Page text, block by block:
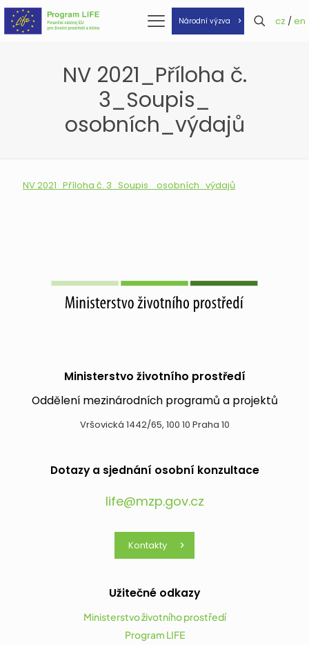
Národní výzva cz / en
NV 2021_Příloha č.
3_Soupis_
osobních_výdajů
NV 2021_Příloha č. 3_Soupis_ osobních_výdajů
Ministerstvo životního prostředí
Oddělení mezinárodních programů a projektů
Vršovická 1442/65, 100 10 Praha 10
Dotazy a sjednání osobní konzultace
life@mzp.gov.cz
Kontakty
Užitečné odkazy
Ministerstvo životního prostředí
Program LIFE